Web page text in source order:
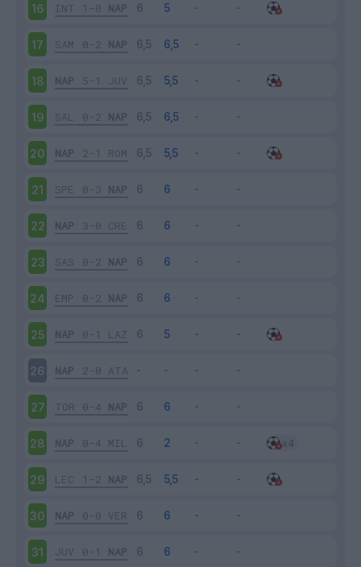
16 INT 1-0 NAP
17 SAM 0-2 NAP
18 NAP 5-1 JUV
19 SAL 0-2 NAP
20 NAP 2-1 ROM
21 SPE 0-3 NAP
22 NAP 3-0 CRE
23 SAS 0-2 NAP
24 EMP 0-2 NAP
25 NAP 0-1 LAZ
26 NAP 2-0 ATA
27 TOR 0-4 NAP
28 NAP 0-4 MIL
29 LEC 1-2 NAP
30 NAP 0-0 VER
31 JUV 0-1 NAP